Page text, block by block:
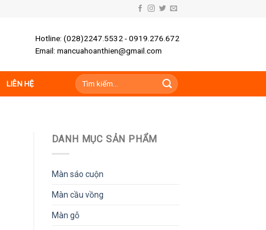
Hotline: (028)2247.5532 - 0919.276.672
Email: mancuahoanthien@gmail.com
LIÊN HỆ
Tìm
kiếm:
DANH MỤC SẢN PHẨM
Màn sáo cuộn
Màn cầu vồng
Màn gỗ